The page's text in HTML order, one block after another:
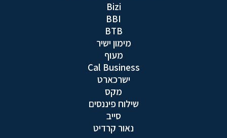
Bizi
BBI
BTB
מימון ישיר
מעוף
Cal Business
ישרכארט
מקס
שילוח פיננסים
סייב
נאור קרדיט